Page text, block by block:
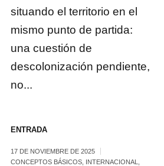
situando el territorio en el
mismo punto de partida:
una cuestión de
descolonización pendiente,
no...
ENTRADA
17 DE NOVIEMBRE DE 2025
CONCEPTOS BÁSICOS INTERNACIONAL